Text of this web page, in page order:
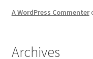
A WordPress Commenter
Archives